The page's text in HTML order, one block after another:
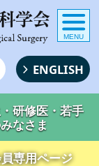
ENGLISH
研修医・若手
なさま
専用ページ
MENU